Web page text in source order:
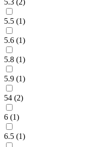
5.5 (1)
5.6 (1)
5.8 (1)
5.9 (1)
54 (2)
6 (1)
6.5 (1)